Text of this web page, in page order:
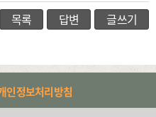
목록 답변 글쓰기
인정보처리방침